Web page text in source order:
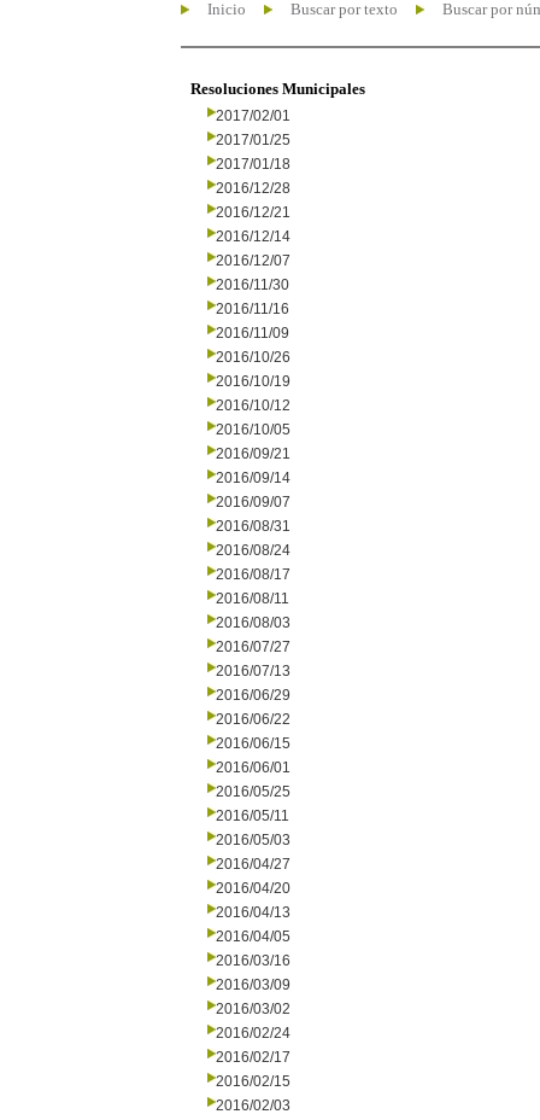
Inicio Buscar por texto Buscar por
Resoluciones Municipales
2017/02/01
2017/01/25
2017/01/18
2016/12/28
2016/12/21
2016/12/14
2016/12/07
2016/11/30
2016/11/16
2016/11/09
2016/10/26
2016/10/19
2016/10/12
2016/10/05
2016/09/21
2016/09/14
2016/09/07
2016/08/31
2016/08/24
2016/08/17
2016/08/11
2016/08/03
2016/07/27
2016/07/13
2016/06/29
2016/06/22
2016/06/15
2016/06/01
2016/05/25
2016/05/11
2016/05/03
2016/04/27
2016/04/20
2016/04/13
2016/04/05
2016/03/16
2016/03/09
2016/03/02
2016/02/24
2016/02/17
2016/02/15
2016/02/03